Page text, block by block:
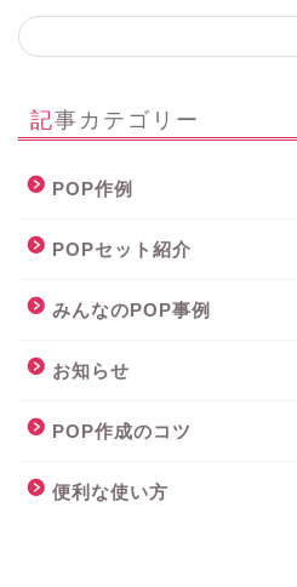
記事カテゴリー
POP作例
POPセット紹介
みんなのPOP事例
お知らせ
POP作成のコツ
便利な使い方